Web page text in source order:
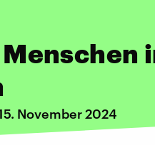
November 2024